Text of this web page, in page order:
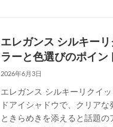
エレガンス シルキー
ラーと色選びのポイン
2026年6月3日
エレガンス シルキーリクイ
ドアイシャドウで、クリア
ときらめきを添えると話題